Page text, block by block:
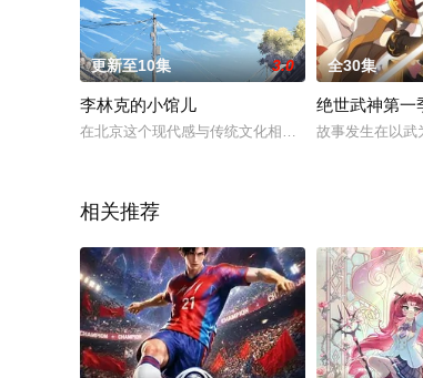
更新至10集 3.0
李林克的小馆儿
在北京这个现代感与传统文化相互呼应、充满着机遇
全30集
绝世武神第一
故事发生在以武
相关推荐